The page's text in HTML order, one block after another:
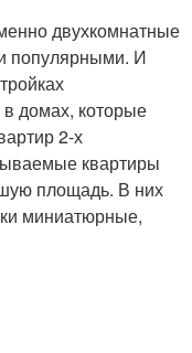
двухкомнатные
популярными. И
домах, которые
2-х
квартиры
площадь. В них
миниатюрные,